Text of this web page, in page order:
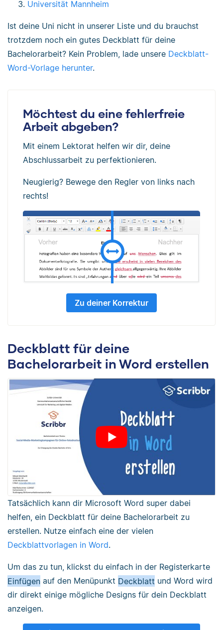
Universität Mannheim
Ist deine Uni nicht in unserer Liste und du brauchst
trotzdem noch ein gutes Deckblatt für deine
Bachelorarbeit? Kein Problem, lade unsere Deckblatt-
Word-Vorlage herunter.
Möchtest du eine fehlerfreie
Arbeit abgeben?
Mit einem Lektorat helfen wir dir, deine
Abschlussarbeit zu perfektionieren.
Neugierig? Bewege den Regler von links nach
rechts!
Zu deiner Korrektur
Deckblatt für deine
Bachelorarbeit in Word erstellen
Tatsächlich kann dir Microsoft Word super dabei
helfen, ein Deckblatt für deine Bachelorarbeit zu
erstellen. Nutze einfach eine der vielen
Deckblattvorlagen in Word.
Um das zu tun, klickst du einfach in der Registerkarte
Einfügen auf den Menüpunkt Deckblatt und Word wird
dir direkt einige mögliche Designs für dein Deckblatt
anzeigen.